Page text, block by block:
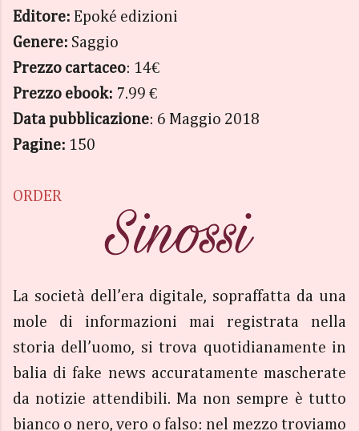
Editore: Epoké edizioni
Genere: Saggio
Prezzo cartaceo: 14€
Prezzo ebook: 7.99 €
Data pubblicazione: 6 Maggio 2018
Pagine: 150
ORDER
La società dell’era digitale, sopraffatta da una
mole di informazioni mai registrata nella
storia dell’uomo, si trova quotidianamente in
balia di fake news accuratamente mascherate
da notizie attendibili. Ma non sempre è tutto
bianco o nero, vero o falso: nel mezzo troviamo